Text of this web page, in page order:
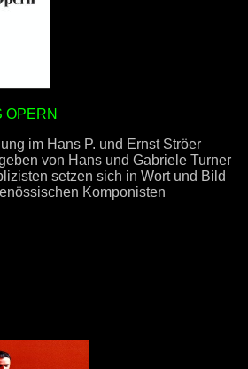
OPERN
im Hans P. und Ernst Ströer
von Hans und Gabriele Turner
setzen sich in Wort und Bild
Komponisten